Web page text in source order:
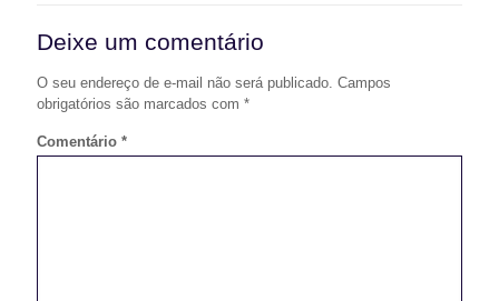
Deixe um comentário
O seu endereço de e-mail não será publicado. Campos
obrigatórios são marcados com *
Comentário *